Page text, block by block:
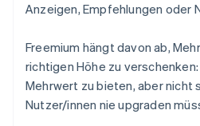
Anzeigen, Empfehlungen
Freemium hängt davon ab,
richtigen Höhe zu
Mehrwert zu bieten, aber nicht
Nutzer/innen nie upgraden